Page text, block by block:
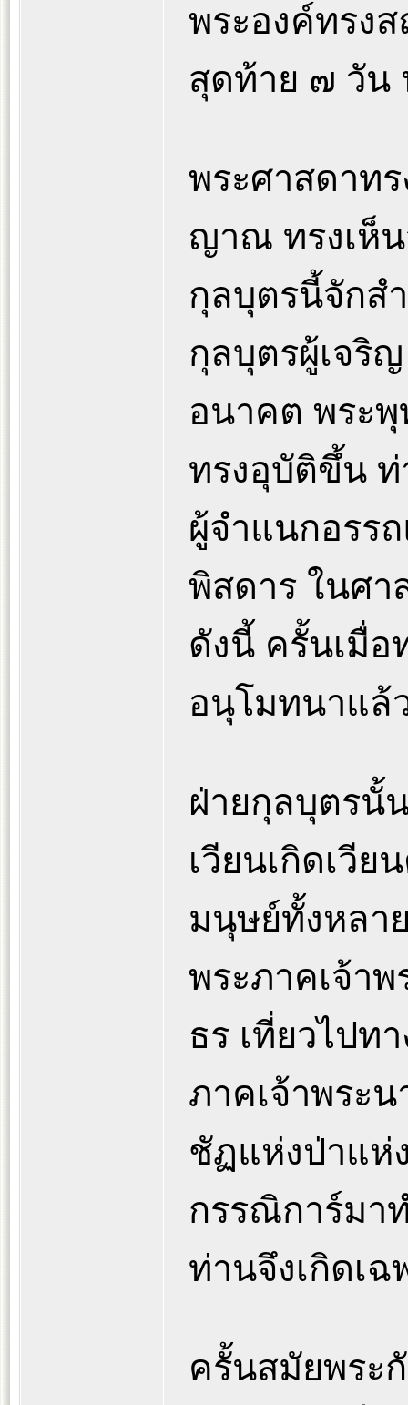
พระองค์ทรง
สุดท้าย ๗ วัน
พระศาสดาท
ญาณ ทรงเห็
กุลบุตรนี้จักส
กุลบุตรผู้เจริ
อนาคต พระพุ
ทรงอุบัติขึ้น ท่
ผู้จำแนกอรร
พิสดาร ในศา
ดังนี้ ครั้นเมื่อ
อนุโมทนาแล้
ฝ่ายกุลบุตรนั้
เวียนเกิดเวี
มนุษย์ทั้งหลา
พระภาคเจ้าพ
ธร เที่ยวไปท
ภาคเจ้าพระ
ชัฏแห่งป่าแห่
กรรณิการ์มา
ท่านจึงเกิดเ
ครั้นสมัยพระ